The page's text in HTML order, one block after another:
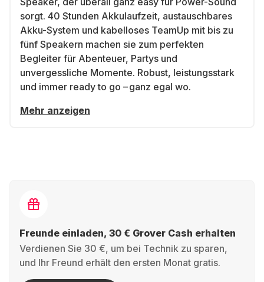
sorgt. 40 Stunden Akkulaufzeit, austauschbares
Akku-System und kabelloses TeamUp mit bis zu
fünf Speakern machen sie zum perfekten
Begleiter für Abenteuer, Partys und
unvergessliche Momente. Robust, leistungsstark
und immer ready to go – ganz egal wo.
Mehr anzeigen
Freunde einladen, 30 € Grover Cash erhalten
Verdienen Sie 30 €, um bei Technik zu sparen,
und Ihr Freund erhält den ersten Monat gratis.